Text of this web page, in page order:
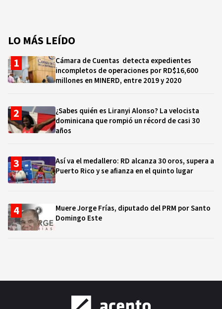
LO MÁS LEÍDO
Cámara de Cuentas detecta expedientes
incompletos de operaciones por RD$16,600
millones en MINERD, entre 2019 y 2020
¿Sabes quién es Liranyi Alonso? La velocista
dominicana que rompió un récord de casi 30
años
Así va el medallero: RD alcanza 30 oros, supera a
Puerto Rico y se afianza en el quinto lugar
Muere Jorge Frías, diputado del PRM por Santo
Domingo Este